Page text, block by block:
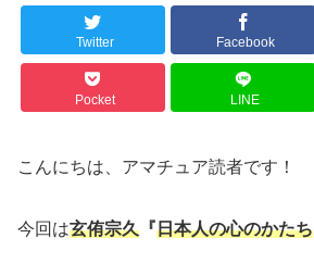
Twitter Facebook
Pocket LINE
こんにちは、アマチュア読者です！
今回は玄侑宗久 『日本人の心のかたち